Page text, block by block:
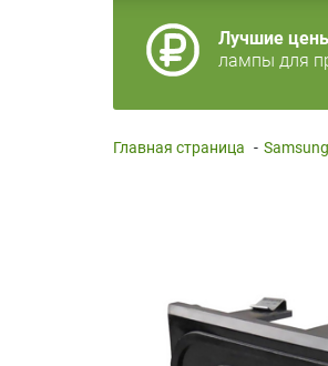
Лучшие
лампы для
Главная страница - Samsung